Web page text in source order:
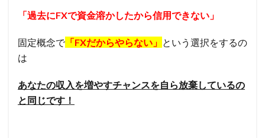
「過去にFXで資金溶かしたから信用できない」
固定概念で 「FXだからやらない」 という選択をするの
は
あなたの収入を増やすチャンスを自ら放棄しているの
と同じです！